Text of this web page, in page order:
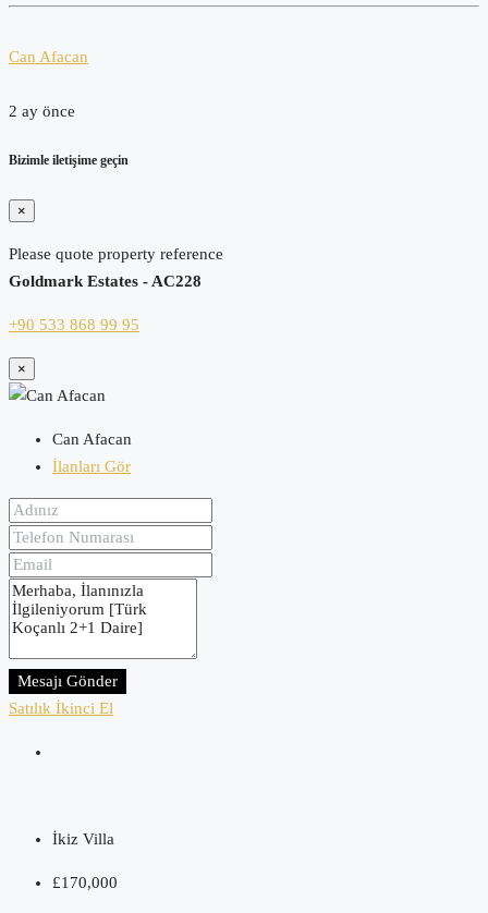
Can Afacan
2 ay önce
Bizimle iletişime geçin
×
Please quote property reference
Goldmark Estates - AC228
+90 533 868 99 95
×
Can Afacan
İlanları Gör
Mesajı Gönder
Satılık İkinci El
İkiz Villa
£170,000